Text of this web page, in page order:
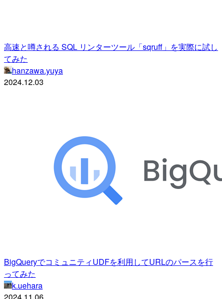
高速と噂される SQL リンターツール「sqruff」を実際に試し
てみた
hanzawa.yuya
2024.12.03
BigQueryでコミュニティUDFを利用してURLのパースを行
ってみた
k.uehara
2024.11.06